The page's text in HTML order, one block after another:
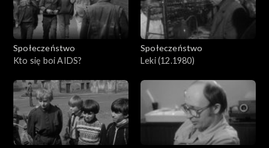
Społeczeństwo
Kto się boi AIDS?
Społeczeństwo
Leki (12.1980)